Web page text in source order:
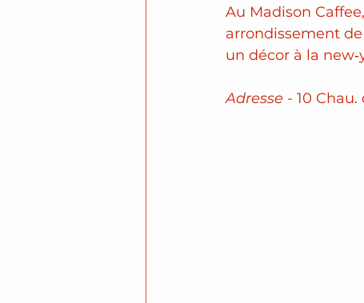
Au Madison
arrondissement
un décor à la
Adresse - 10 Chau.